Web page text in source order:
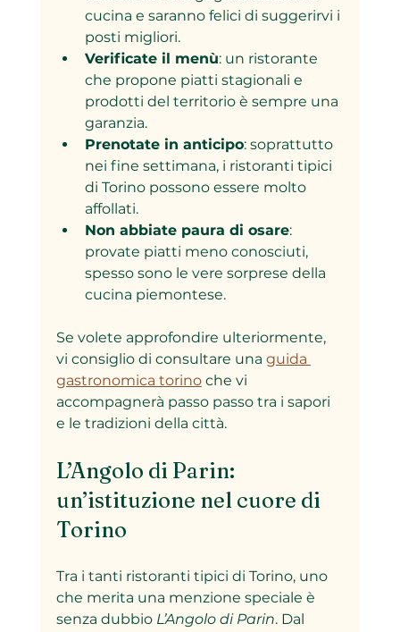
cucina e saranno felici di suggerirvi i
posti migliori.
Verificate il menù: un ristorante
che propone piatti stagionali e
prodotti del territorio è sempre una
garanzia.
Prenotate in anticipo: soprattutto
nei fine settimana, i ristoranti tipici
di Torino possono essere molto
affollati.
Non abbiate paura di osare:
provate piatti meno conosciuti,
spesso sono le vere sorprese della
cucina piemontese.
Se volete approfondire ulteriormente,
vi consiglio di consultare una guida
gastronomica torino che vi
accompagnerà passo passo tra i sapori
e le tradizioni della città.
L’Angolo di Parin:
un’istituzione nel cuore di
Torino
Tra i tanti ristoranti tipici di Torino, uno
che merita una menzione speciale è
senza dubbio L’Angolo di Parin. Dal